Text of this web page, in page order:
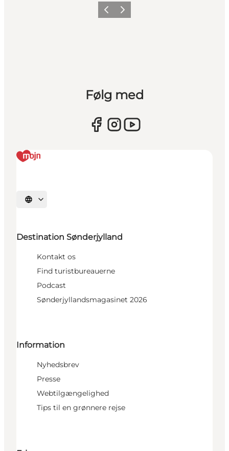
ForrigeNæste
Følg med
Vælg sprog
Destination Sønderjylland
Kontakt os
Find turistbureauerne
Podcast
Sønderjyllandsmagasinet 2026
Information
Nyhedsbrev
Presse
Webtilgængelighed
Tips til en grønnere rejse